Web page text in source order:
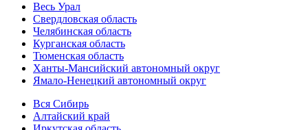
Весь Урал
Свердловская область
Челябинская область
Курганская область
Тюменская область
Ханты-Мансийский автономный округ
Ямало-Ненецкий автономный округ
Вся Сибирь
Алтайский край